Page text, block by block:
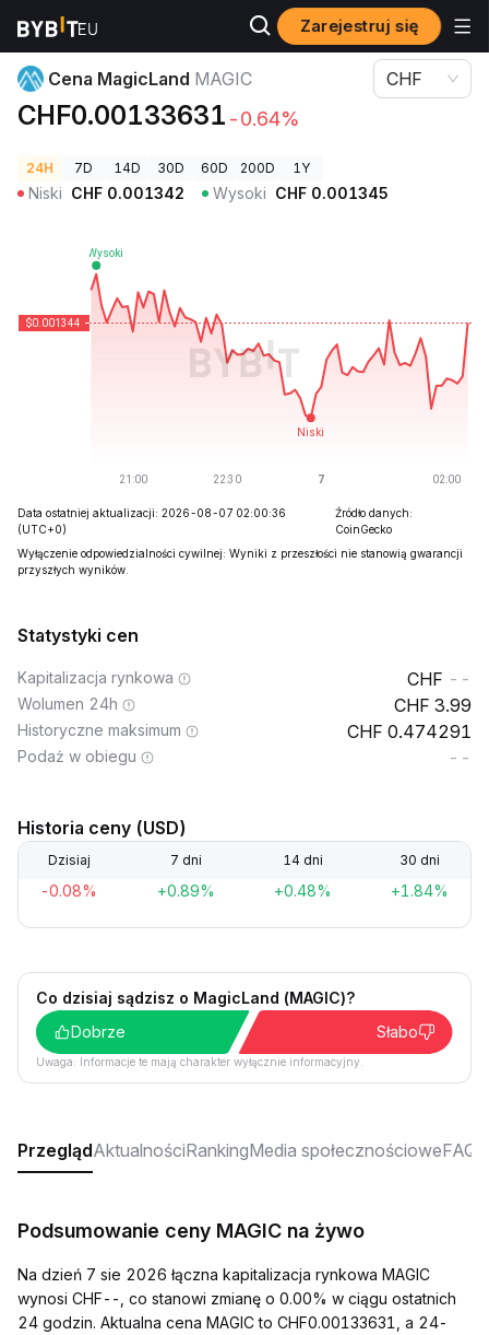
Zarejestruj się
Ceny kryptowalut Cena MagicLand MAGIC
Cena MagicLand MAGIC
CHF0.00133631 -0.64%
CHF
24H 7D 14D 30D 60D 200D 1Y
Niski CHF 0.001342 Wysoki CHF 0.001345
Data ostatniej aktualizacji: 2026-08-07 02:00:36
(UTC+0)
Źródło danych:
CoinGecko
Wyłączenie odpowiedzialności cywilnej: Wyniki z przeszłości nie stanowią gwarancji
przyszłych wyników.
Statystyki cen
Kapitalizacja rynkowa --
Wolumen 24h 3.99
Historyczne maksimum 0.474291
Podaż w obiegu --
Historia ceny (USD)
Dzisiaj 7 dni 14 dni 30 dni
-0.08% +0.89% +0.48% +1.84%
Co dzisiaj sądzisz o MagicLand (MAGIC)?
Dobrze
Słabo
Uwaga: Informacje te mają charakter wyłącznie informacyjny.
PrzeglądAktualnościRankingMedia społecznościoweFAQ
Podsumowanie ceny MAGIC na żywo
Na dzień 7 sie 2026 łączna kapitalizacja rynkowa MAGIC
wynosi CHF--, co stanowi zmianę o 0.00% w ciągu ostatnich
24 godzin. Aktualna cena MAGIC to CHF0.00133631, a 24-